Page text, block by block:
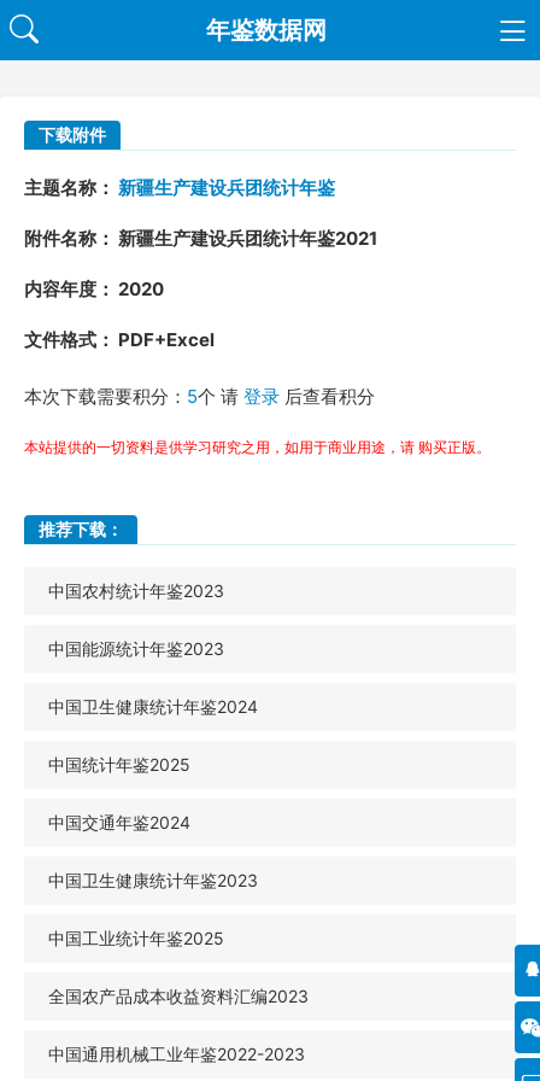
年鉴数据网
下载附件
主题名称： 新疆生产建设兵团统计年鉴
附件名称： 新疆生产建设兵团统计年鉴2021
内容年度： 2020
文件格式： PDF+Excel
本次下载需要积分： 5个 请 登录 后查看积分
本站提供的一切资料是供学习研究之用，如用于商业用途，请 购买正版。
推荐下载：
中国农村统计年鉴2023
中国能源统计年鉴2023
中国卫生健康统计年鉴2024
中国统计年鉴2025
中国交通年鉴2024
中国卫生健康统计年鉴2023
中国工业统计年鉴2025
全国农产品成本收益资料汇编2023
中国通用机械工业年鉴2022-2023